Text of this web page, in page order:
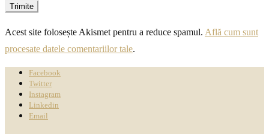
Acest site folosește Akismet pentru a reduce spamul. Află cum sunt
procesate datele comentariilor tale.
Facebook
Twitter
Instagram
Linkedin
Email